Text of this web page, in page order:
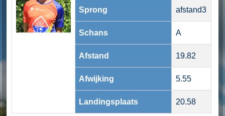
Sprong afstand3
Schans A
Afstand 19.82
Afwijking 5.55
Landingsplaats 20.58